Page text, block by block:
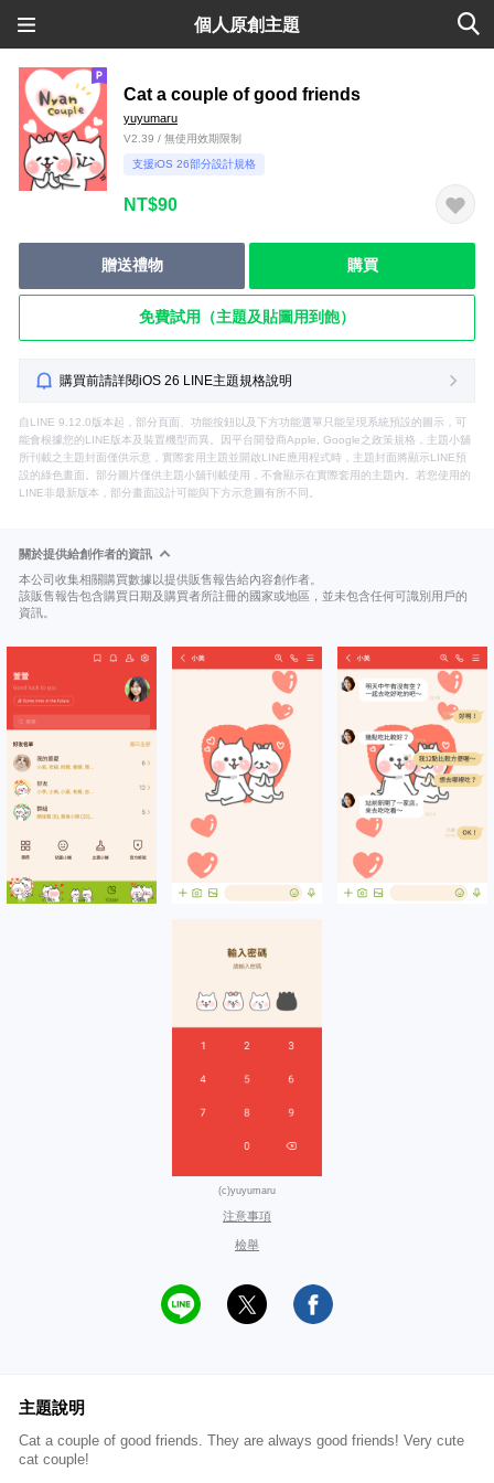
個人原創主題
Cat a couple of good friends
yuyumaru
V2.39 / 無使用效期限制
支援iOS 26部分設計規格
NT$90
贈送禮物 購買
免費試用（主題及貼圖用到飽）
購買前請詳閱iOS 26 LINE主題規格說明
自LINE 9.12.0版本起，部分頁面、功能按鈕以及下方功能選單只能呈現系統預設的圖示，可
能會根據您的LINE版本及裝置機型而異。因平台開發商Apple, Google之政策規格，主題小舖
所刊載之主題封面僅供示意，實際套用主題並開啟LINE應用程式時，主題封面將顯示LINE預
設的綠色畫面。部分圖片僅供主題小舖刊載使用，不會顯示在實際套用的主題內。若您使用的
LINE非最新版本，部分畫面設計可能與下方示意圖有所不同。
關於提供給創作者的資訊
本公司收集相關購買數據以提供販售報告給內容創作者。
該販售報告包含購買日期及購買者所註冊的國家或地區，並未包含任何可識別用戶的
資訊。
(c)yuyumaru
注意事項
檢舉
主題說明
Cat a couple of good friends. They are always good friends! Very cute
cat couple!